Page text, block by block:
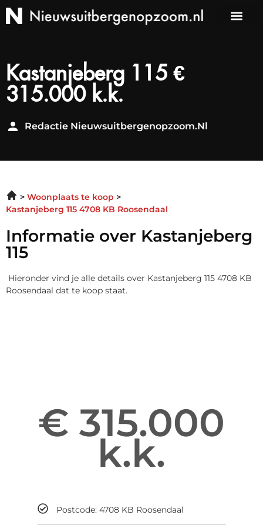
Kastanjeberg 115 €
315.000 k.k.
Redactie Nieuwsuitbergenopzoom.nl
Woonplaats te koop
Kastanjeberg 115 4708 KB Roosendaal
Informatie over Kastanjeberg
115
Hieronder vind je alle details over Kastanjeberg 115 4708 KB
Roosendaal dat te koop staat.
€ 315.000
k.k.
Postcode: 4708 KB Roosendaal